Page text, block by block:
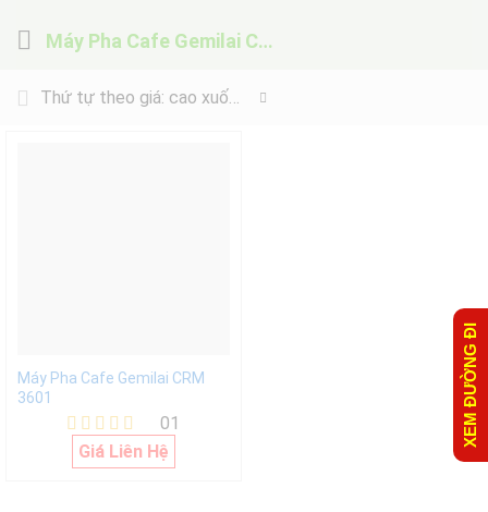
Máy Pha Cafe Gemilai CRM 3601
Thứ tự theo giá: cao xuống thấp
Máy Pha Cafe Gemilai CRM
3601
Được xếp
hạng
01
Giá Liên Hệ
XEM ĐƯỜNG ĐI